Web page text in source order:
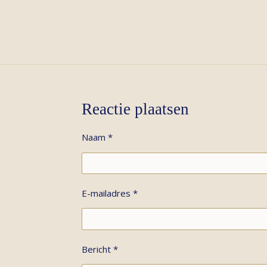
Reactie plaatsen
Naam *
E-mailadres *
Bericht *